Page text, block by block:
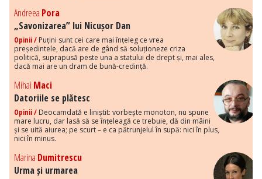
Andreea Pora
„Savonizarea” lui Nicușor Dan
Opinii / Puțini sunt cei care mai înțeleg ce vrea
președintele, dacă are de gând să soluționeze criza
politică, suprapusă peste una a statului de drept și, mai ales,
dacă mai are un dram de bună-credință.
Mihai Maci
Datoriile se plătesc
Opinii / Deocamdată e liniștit: vorbește monoton, nu spune
mare lucru, dar lasă să se înțeleagă ce trebuie, dă din mâini
și se uită aiurea; pe scurt – e ca pătrunjelul în supă: nici în plus,
nici în minus.
Marina Dumitrescu
Urma și urmarea